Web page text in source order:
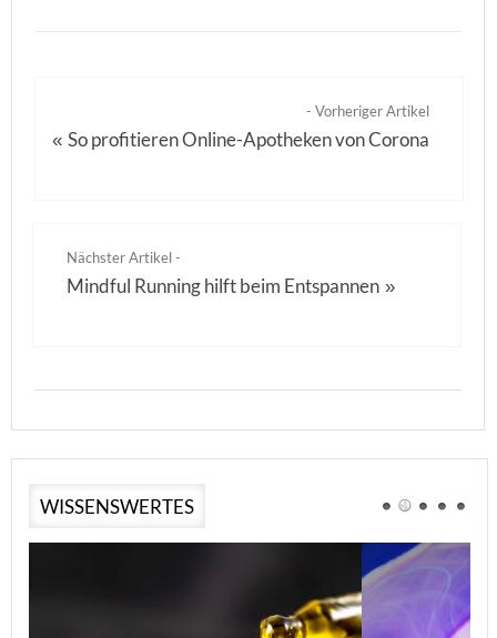
- Vorheriger Artikel
«So profitieren Online-Apotheken von Corona
Nächster Artikel -
Mindful Running hilft beim Entspannen »
WISSENSWERTES